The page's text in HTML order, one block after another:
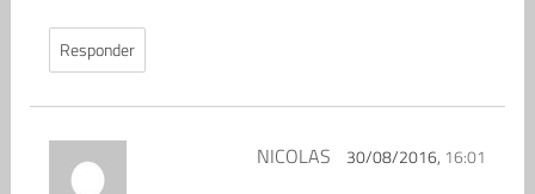
Responder
NICOLAS 30/08/2016, 16:01